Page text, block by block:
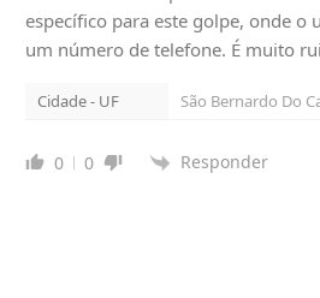
específico para este golpe, onde o
um número de telefone. É muito
Cidade - UF São Bernardo Do
0 0 Responder